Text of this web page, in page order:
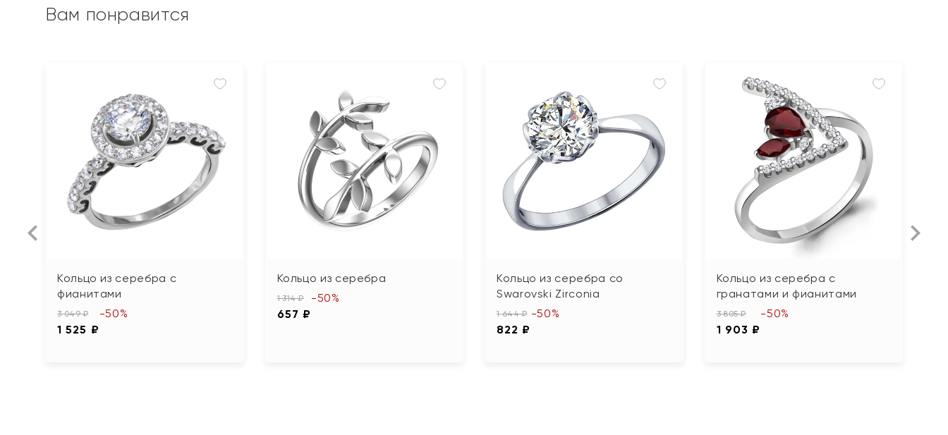
Вам понравится
Кольцо из серебра с
фианитами
3 049 ₽
1 525 ₽
-50%
Кольцо из серебра
1 314 ₽
657 ₽
-50%
Кольцо из серебра со
Swarovski Zirconia
1 644 ₽
822 ₽
-50%
Кольцо из серебра с
гранатами и фианитами
3 805 ₽
1 903 ₽
-50%